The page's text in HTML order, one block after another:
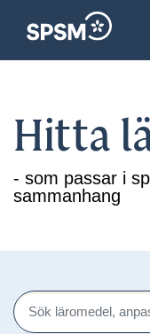
Hitta
- som passar i
sammanhang
Sök